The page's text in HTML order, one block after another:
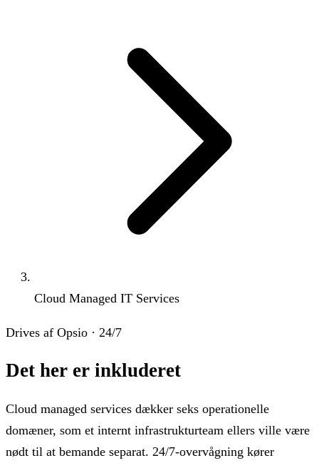
Cloud Managed IT Services
Drives af Opsio · 24/7
Det her er inkluderet
Cloud managed services dækker seks operationelle
domæner, som et internt infrastrukturteam ellers ville være
nødt til at bemande separat. 24/7-overvågning kører